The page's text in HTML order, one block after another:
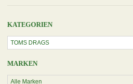
KATEGORIEN
MARKEN